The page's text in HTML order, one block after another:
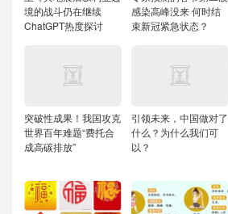
境的战斗仍在继续
ChatGPT热度探讨
感染高峰没来 何时结
束新冠紧急状态？
突破性成果！我国攻克
世界百年难题“费托合
成高碳排放”
引领未来，中国做对了
什么？为什么我们可
以？